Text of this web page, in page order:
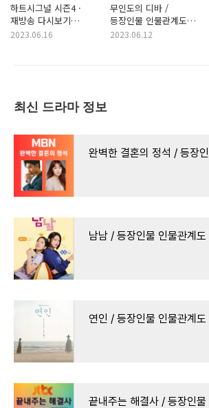
하트시그널 시즌4 ·
재방송 다시보기
방송시간 회차정보 ·
웨이브
2023.06.16
무인도의 디바 /
등장인물 인물관계도
재방송 다시보기 ·
2023.06.12
최신 드라마 정보